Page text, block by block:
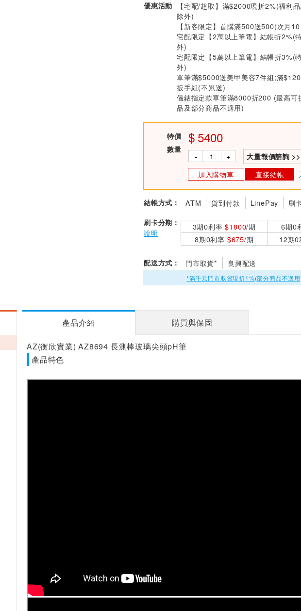
優惠活動
【宅配/超取】滿$2000現折2%(福利
除外)
【新客限定】首購滿500送500(次月
宅配限定【2萬以上筆電】結帳折2%(
外)
宅配限定【5萬以上筆電】結帳折3%(
外)
單筆滿$5000送美甲美容7件組;滿
扳手組(不累送)
儀錶指定款單筆滿8000折200 (最高可
品及部分商品不適用)
特價 5400
數量
- + 大量報價諮詢 >>
加入購物車 直接結帳
結帳方式： ATM 貨到付款 LinePay 刷
刷卡分期：
說明
3期0利率$1800/期 6期0
8期0利率 $675/期 12期0
配送方式： 門市取貨* 良興配送
*滿千元門市取貨現折1%(部分商品不適
產品介紹 購買與保固
AZ(衡欣實業) AZ8694 長測棒玻璃尖頭pH筆
產品特色